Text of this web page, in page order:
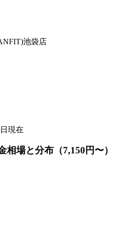
池袋店
現在
相場と分布（7,150円〜）